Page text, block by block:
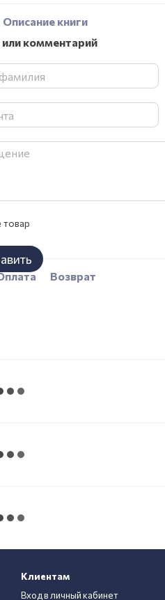
Описание книги
комментарий
Возврат
Клиентам
Вход в личный кабинет